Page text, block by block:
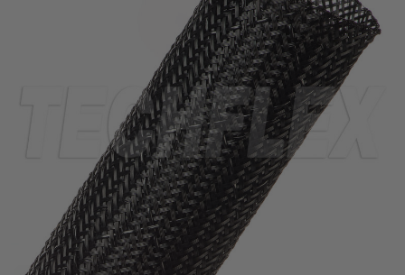
SPÉCIALITÉ
GAINE
THERMORÉTRACTABLE
ISOLATION
ELECTRIQUE
LACETS